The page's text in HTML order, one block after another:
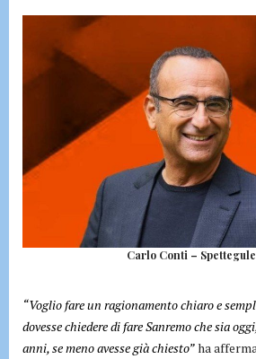
Carlo Conti –
“Voglio fare un ragionamento chiaro e
dovesse chiedere di fare Sanremo che sia
anni, se meno avesse già chiesto”ha